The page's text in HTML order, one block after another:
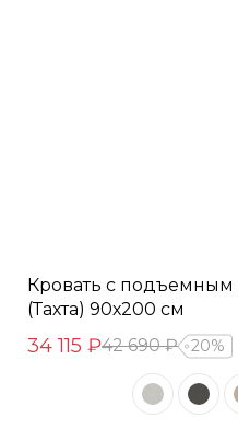
Кровать с
(Тахта) 90х200 см
34 115 ₽42 690 ₽ 20%